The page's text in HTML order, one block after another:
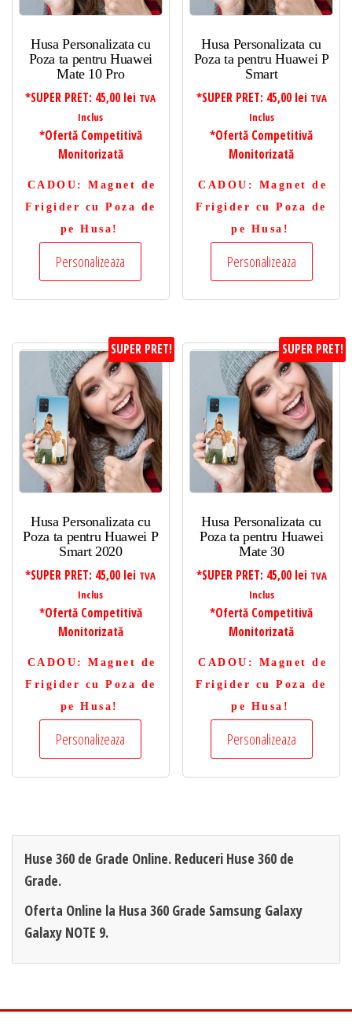
Husa Personalizata cu
Poza ta pentru Huawei
Mate 10 Pro
*SUPER PRET: 45,00 lei TVA
Inclus
*Ofertă Competitivă
Monitorizată
CADOU : Magnet de
Frigider cu Poza de
pe Husa!
Personalizeaza
Husa Personalizata cu
Poza ta pentru Huawei P
Smart
*SUPER PRET: 45,00 lei TVA
Inclus
*Ofertă Competitivă
Monitorizată
CADOU : Magnet de
Frigider cu Poza de
pe Husa!
Personalizeaza
SUPER PRET!
Husa Personalizata cu
Poza ta pentru Huawei P
Smart 2020
*SUPER PRET: 45,00 lei TVA
Inclus
*Ofertă Competitivă
Monitorizată
CADOU : Magnet de
Frigider cu Poza de
pe Husa!
Personalizeaza
SUPER PRET!
Husa Personalizata cu
Poza ta pentru Huawei
Mate 30
*SUPER PRET: 45,00 lei TVA
Inclus
*Ofertă Competitivă
Monitorizată
CADOU : Magnet de
Frigider cu Poza de
pe Husa!
Personalizeaza
Huse 360 de Grade Online. Reduceri Huse 360 de
Grade.
Oferta Online la Husa 360 Grade Samsung Galaxy
Galaxy NOTE 9.